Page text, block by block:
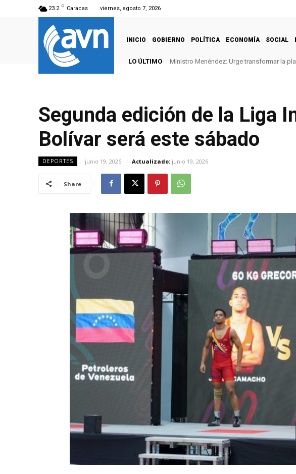
23.2 C Caracas viernes, agosto 7, 2026
INICIO GOBIERNO POLÍTICA ECONOMÍA SOCIAL
LO ÚLTIMO Ministro Menéndez: Urge transformar la
Segunda edición de la Liga
Bolívar será este sábado
DEPORTES junio 19, 2026 Actualizado: junio 19, 2026
Share